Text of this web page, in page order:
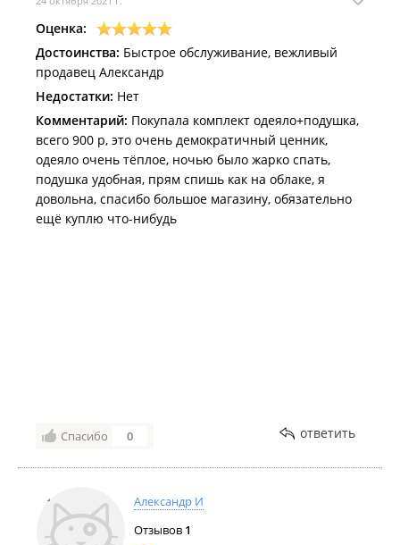
Оценка:
Достоинства: Быстрое обслуживание, вежливый
продавец Александр
Недостатки: Нет
Комментарий: Покупала комплект одеяло+подушка,
всего 900 р, это очень демократичный ценник,
одеяло очень тёплое, ночью было жарко спать,
подушка удобная, прям спишь как на облаке, я
довольна, спасибо большое магазину, обязательно
ещё куплю что-нибудь
Спасибо 0 ответить
Александр И
Отзывов 1